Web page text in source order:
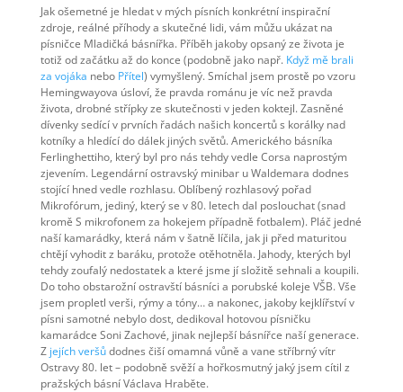
Jak ošemetné je hledat v mých písních konkrétní inspirační
zdroje, reálné příhody a skutečné lidi, vám můžu ukázat na
písničce Mladičká básnířka. Příběh jakoby opsaný ze života je
totiž od začátku až do konce (podobně jako např. Když mě brali
za vojáka nebo Přítel) vymyšlený. Smíchal jsem prostě po vzoru
Hemingwayova úsloví, že pravda románu je víc než pravda
života, drobné střípky ze skutečnosti v jeden koktejl. Zasněné
dívenky sedící v prvních řadách našich koncertů s korálky nad
kotníky a hledící do dálek jiných světů. Amerického básníka
Ferlinghettiho, který byl pro nás tehdy vedle Corsa naprostým
zjevením. Legendární ostravský minibar u Waldemara dodnes
stojící hned vedle rozhlasu. Oblíbený rozhlasový pořad
Mikrofórum, jediný, který se v 80. letech dal poslouchat (snad
kromě S mikrofonem za hokejem případně fotbalem). Pláč jedné
naší kamarádky, která nám v šatně líčila, jak ji před maturitou
chtějí vyhodit z baráku, protože otěhotněla. Jahody, kterých byl
tehdy zoufalý nedostatek a které jsme jí složitě sehnali a koupili.
Do toho obstarožní ostravští básníci a porubské koleje VŠB. Vše
jsem propletl verši, rýmy a tóny… a nakonec, jakoby kejklířství v
písni samotné nebylo dost, dedikoval hotovou písničku
kamarádce Soni Zachové, jinak nejlepší básnířce naší generace.
Zjejích veršůdodnes čiší omamná vůně a vane stříbrný vítr
Ostravy 80. let – podobně svěží a hořkosmutný jaký jsem cítil z
pražských básní Václava Hraběte.